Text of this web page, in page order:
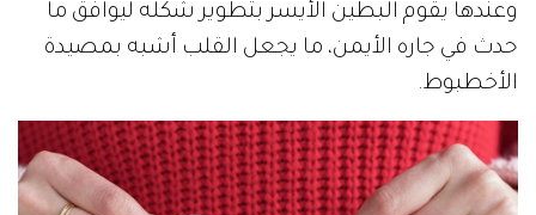
وعندها يقوم البطين الأيسر بتطوير شكله ليوافق ما
حدث في جاره الأيمن، ما يجعل القلب أشبه بمصيدة
الأخطبوط.